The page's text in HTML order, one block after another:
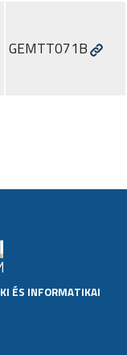
GEMTT071B
ÉS INFORMATIKAI